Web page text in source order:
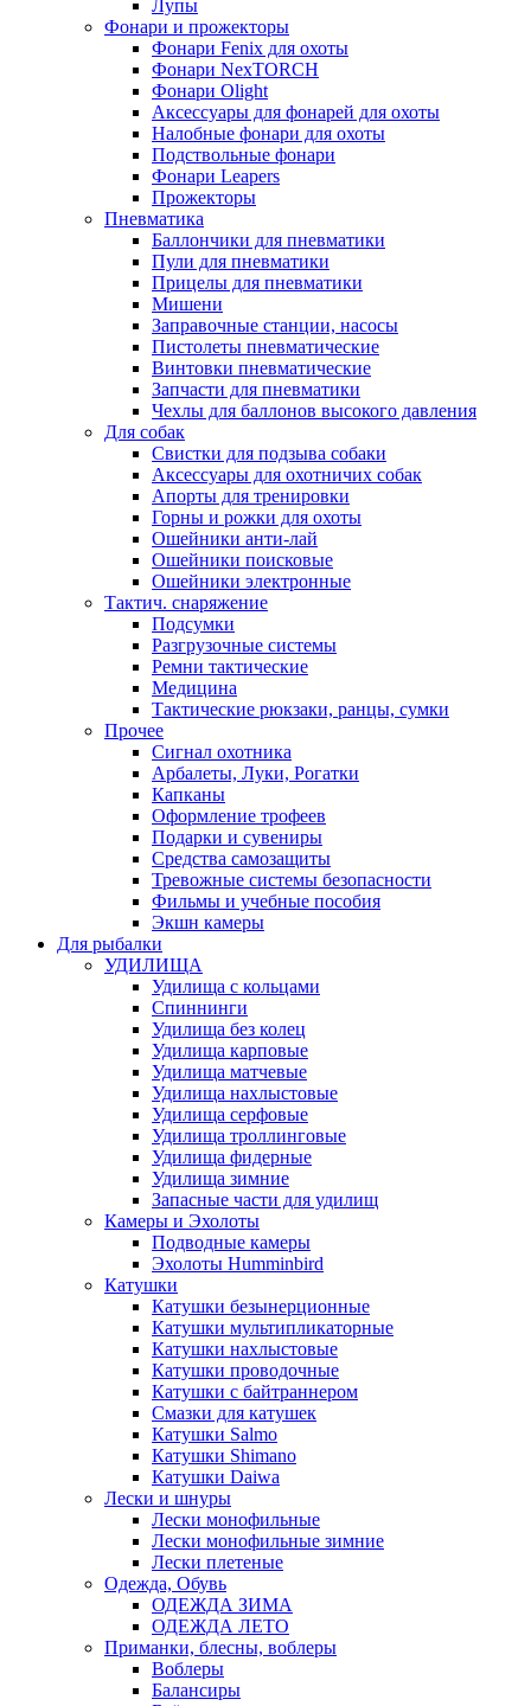
Лупы
Фонари и прожекторы
Фонари Fenix для охоты
Фонари NexTORCH
Фонари Olight
Аксессуары для фонарей для охоты
Налобные фонари для охоты
Подствольные фонари
Фонари Leapers
Прожекторы
Пневматика
Баллончики для пневматики
Пули для пневматики
Прицелы для пневматики
Мишени
Заправочные станции, насосы
Пистолеты пневматические
Винтовки пневматические
Запчасти для пневматики
Чехлы для баллонов высокого давления
Для собак
Свистки для подзыва собаки
Аксессуары для охотничих собак
Апорты для тренировки
Горны и рожки для охоты
Ошейники анти-лай
Ошейники поисковые
Ошейники электронные
Тактич. снаряжение
Подсумки
Разгрузочные системы
Ремни тактические
Медицина
Тактические рюкзаки, ранцы, сумки
Прочее
Сигнал охотника
Арбалеты, Луки, Рогатки
Капканы
Оформление трофеев
Подарки и сувениры
Средства самозащиты
Тревожные системы безопасности
Фильмы и учебные пособия
Экшн камеры
Для рыбалки
УДИЛИЩА
Удилища с кольцами
Спиннинги
Удилища без колец
Удилища карповые
Удилища матчевые
Удилища нахлыстовые
Удилища серфовые
Удилища троллинговые
Удилища фидерные
Удилища зимние
Запасные части для удилищ
Камеры и Эхолоты
Подводные камеры
Эхолоты Humminbird
Катушки
Катушки безынерционные
Катушки мультипликаторные
Катушки нахлыстовые
Катушки проводочные
Катушки с байтраннером
Смазки для катушек
Катушки Salmo
Катушки Shimano
Катушки Daiwa
Лески и шнуры
Лески монофильные
Лески монофильные зимние
Лески плетеные
Одежда, Обувь
ОДЕЖДА ЗИМА
ОДЕЖДА ЛЕТО
Приманки, блесны, воблеры
Воблеры
Балансиры